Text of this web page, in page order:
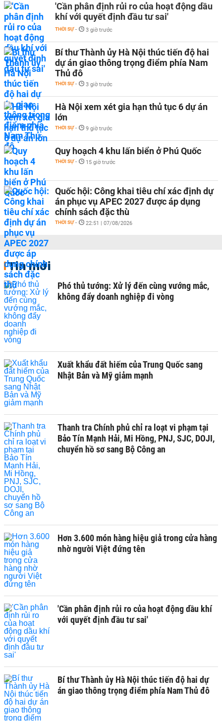
'Cần phân định rủi ro của hoạt động dầu
khí với quyết định đầu tư sai'
THỜI SỰ - 3 giờ trước
Bí thư Thành ủy Hà Nội thúc tiến độ hai
dự án giao thông trọng điểm phía Nam
Thủ đô
THỜI SỰ - 3 giờ trước
Hà Nội xem xét gia hạn thủ tục 6 dự án
lớn
THỜI SỰ - 9 giờ trước
Quy hoạch 4 khu lấn biển ở Phú Quốc
THỜI SỰ - 15 giờ trước
Quốc hội: Công khai tiêu chí xác định dự
án phục vụ APEC 2027 được áp dụng
chính sách đặc thù
THỜI SỰ - 22:51 | 07/08/2026
Tin mới
Phó thủ tướng: Xử lý đến cùng vướng mắc,
không đẩy doanh nghiệp đi vòng
Xuất khẩu đất hiếm của Trung Quốc sang
Nhật Bản và Mỹ giảm mạnh
Thanh tra Chính phủ chỉ ra loạt vi phạm tại
Bảo Tín Mạnh Hải, Mi Hồng, PNJ, SJC, DOJI,
chuyển hồ sơ sang Bộ Công an
Hơn 3.600 món hàng hiệu giả trong cửa hàng
nhờ người Việt đứng tên
'Cần phân định rủi ro của hoạt động dầu khí
với quyết định đầu tư sai'
Bí thư Thành ủy Hà Nội thúc tiến độ hai dự
án giao thông trọng điểm phía Nam Thủ đô